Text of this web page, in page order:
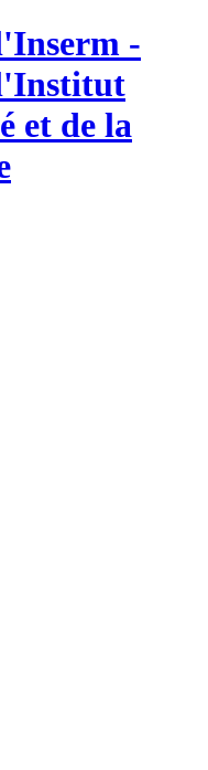
-
l'Institut
et de la